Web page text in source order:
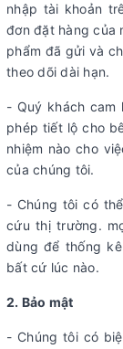
nhập tài khoản
đơn đặt hàng của
phẩm đã gửi và
theo dõi dài hạn.
- Quý khách cam
phép tiết lộ cho
nhiệm nào cho
của chúng tôi.
- Chúng tôi có
cứu thị trường.
dùng để thống
bất cứ lúc nào.
2. Bảo mật
- Chúng tôi có